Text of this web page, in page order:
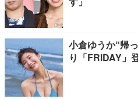
小倉ゆうか“帰
り「FRIDAY」